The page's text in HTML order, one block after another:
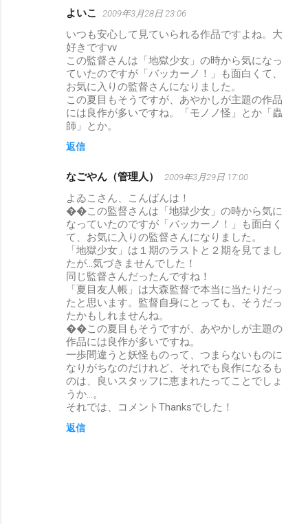
よいこ 2009年3月28日 23:06
いつも安心して見ていられる作品ですよね。大
好きですvv
この監督さんは「地獄少女」の時から気になっ
ていたのですが「バッカーノ！」も面白くて、
お気に入りの監督さんになりました。
この夏目もそうですが、あやかしが主題の作品
には良作が多いですね。「モノノ怪」とか「蟲
師」とか。
返信
なごやん（管理人） 2009年3月29日 17:00
よゐこさん、こんばんは！
��この監督さんは「地獄少女」の時から気に
なっていたのですが「バッカーノ！」も面白く
て、お気に入りの監督さんになりました。
「地獄少女」は１期のラストと２期を見てまし
たが…気づきませんでした！
同じ監督さんだったんですね！
「夏目友人帳」は大森監督で本当に当たりだっ
たと思います。監督自身にとっても、そうだっ
たかもしれませんね。
��この夏目もそうですが、あやかしが主題の
作品には良作が多いですね。
一歩間違うと妖怪ものって、つまらないものに
なりがちなのだけれど、それでも良作になるも
のは、良いスタッフに恵まれたってことでしょ
うか…。
それでは、コメントThanksでした！
返信